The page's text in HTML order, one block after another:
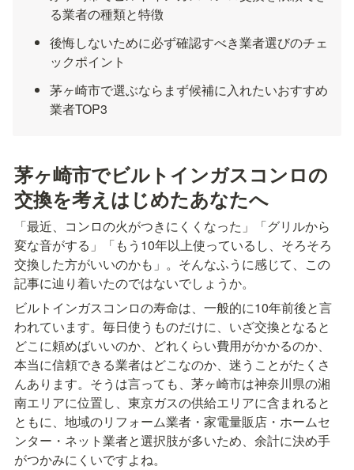
る業者の種類と特徴
後悔しないために必ず確認すべき業者選びのチェ
ックポイント
茅ヶ崎市で選ぶならまず候補に入れたいおすすめ
業者TOP3
茅ヶ崎市でビルトインガスコンロの
交換を考えはじめたあなたへ
「最近、コンロの火がつきにくくなった」「グリルから
変な音がする」「もう10年以上使っているし、そろそろ
交換した方がいいのかも」。そんなふうに感じて、この
記事に辿り着いたのではないでしょうか。
ビルトインガスコンロの寿命は、一般的に10年前後と言
われています。毎日使うものだけに、いざ交換となると
どこに頼めばいいのか、どれくらい費用がかかるのか、
本当に信頼できる業者はどこなのか、迷うことがたくさ
んあります。そうは言っても、茅ヶ崎市は神奈川県の湘
南エリアに位置し、東京ガスの供給エリアに含まれると
ともに、地域のリフォーム業者・家電量販店・ホームセ
ンター・ネット業者と選択肢が多いため、余計に決め手
がつかみにくいですよね。